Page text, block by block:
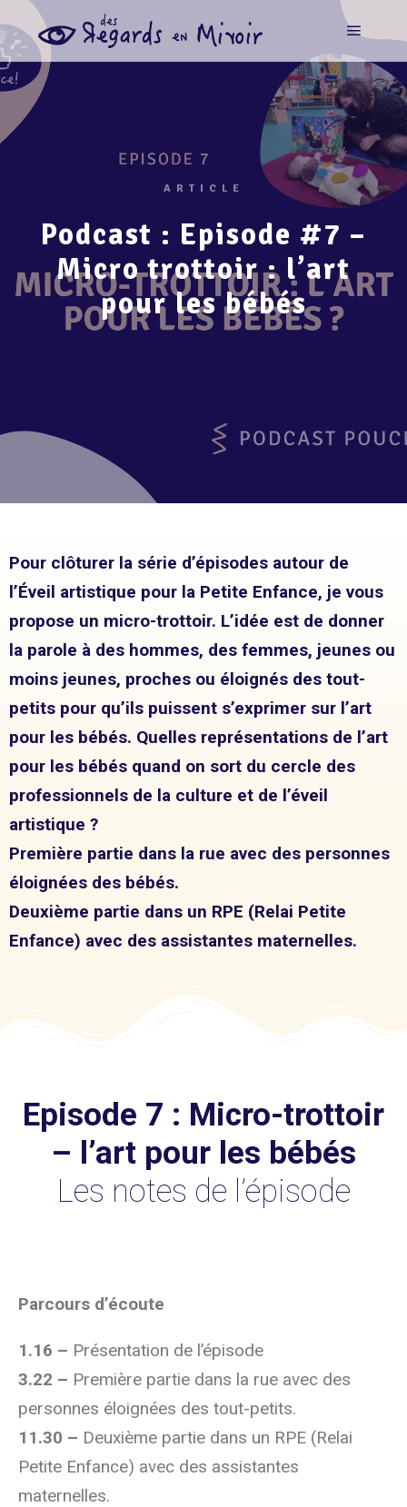
ARTICLE
Podcast : Episode #7 –
Micro trottoir : l’art
pour les bébés
Pour clôturer la série d’épisodes autour de
l’Éveil artistique pour la Petite Enfance, je vous
propose un micro-trottoir. L’idée est de donner
la parole à des hommes, des femmes, jeunes ou
moins jeunes, proches ou éloignés des tout-
petits pour qu’ils puissent s’exprimer sur l’art
pour les bébés. Quelles représentations de l’art
pour les bébés quand on sort du cercle des
professionnels de la culture et de l’éveil
artistique ?
Première partie dans la rue avec des personnes
éloignées des bébés.
Deuxième partie dans un RPE (Relai Petite
Enfance) avec des assistantes maternelles.
Episode 7 : Micro-trottoir
– l’art pour les bébés
Les notes de l’épisode
Parcours d’écoute
1.16 – Présentation de l’épisode
3.22 – Première partie dans la rue avec des
personnes éloignées des tout-petits.
11.30 – Deuxième partie dans un RPE (Relai
Petite Enfance) avec des assistantes
maternelles.